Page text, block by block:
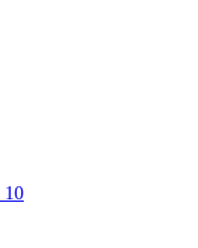
10